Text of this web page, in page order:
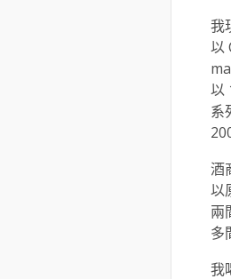
我
以
以
系
酒
以
兩
多
我